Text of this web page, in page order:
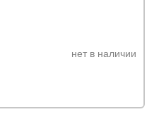
нет в наличии